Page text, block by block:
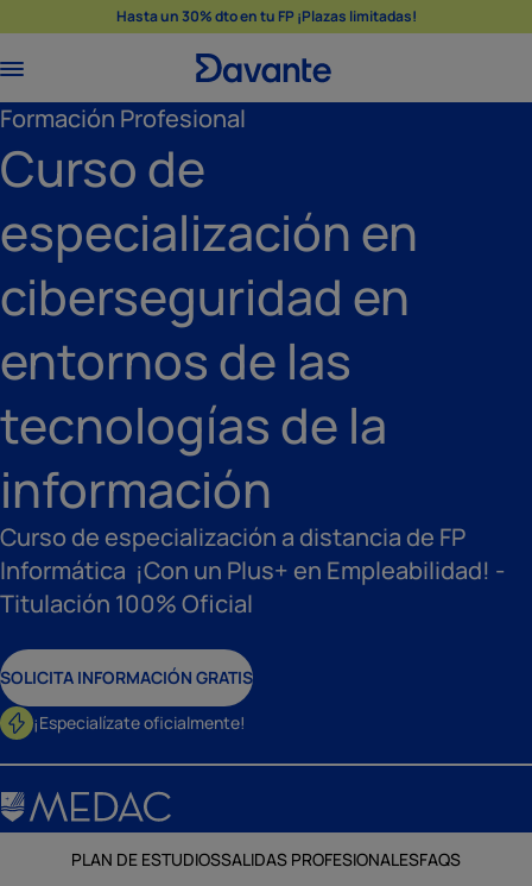
Hasta un 30% dto en tu FP ¡Plazas limitadas!
Formación Profesional
Curso de
especialización en
ciberseguridad en
entornos de las
tecnologías de la
información
Curso de especialización a distancia de FP
Informática ¡Con un Plus+ en Empleabilidad! -
Titulación 100% Oficial
SOLICITA INFORMACIÓN GRATIS
¡Especialízate oficialmente!
PLAN DE ESTUDIOSSALIDAS PROFESIONALESFAQS